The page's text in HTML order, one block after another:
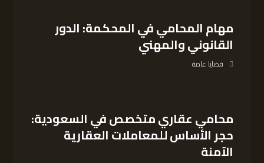
مهام المحامي في المحكمة: الدور
القانوني والمهني
قضايا عامة
محامي عقاري متخصص في السعودية:
حجر الأساس للمعاملات العقارية
الآمنة